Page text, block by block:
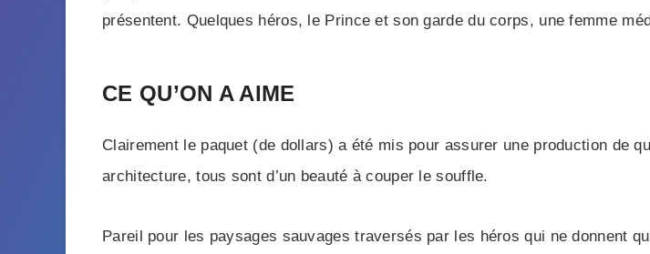
présentent. Quelques héros, le Prince et son garde du corps, une femme
CE QU’ON A AIME
Clairement le paquet (de dollars) a été mis pour assurer une production de
architecture, tous sont d’un beauté à couper le souffle.
Pareil pour les paysages sauvages traversés par les héros qui ne donnent